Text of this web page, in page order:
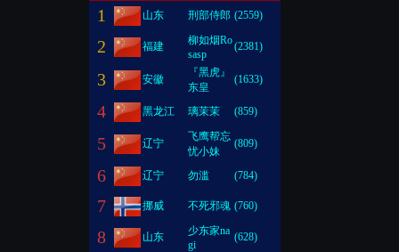
1 山东 刑部侍郎 (2559)
2 福建
柳如烟Ro
sasp
(2381)
3 安徽
『黑虎』
东皇
(1633)
4 黑龙江 璃茉茉 (859)
5 辽宁
飞鹰帮忘
忧小妹
(809)
6 辽宁 勿滥 (784)
7 挪威 不死邪魂 (760)
8 山东
少东家na
gi
(628)